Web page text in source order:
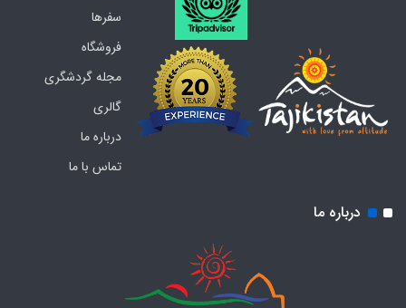
سفرها
فروشگاه
مجله گردشگری
گالری
درباره ما
تماس با ما
درباره ما